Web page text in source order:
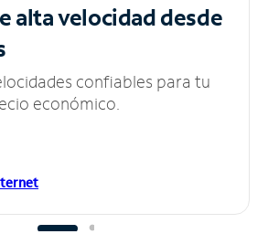
alta velocidaddesde
confiables para tu
económico.